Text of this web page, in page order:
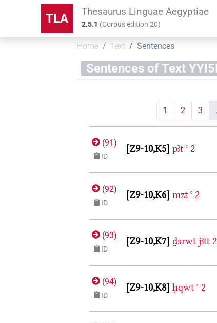
TLA Thesaurus Linguae Aegyptiae
2.5.1 (Corpus edition20)
Home Text Sentences
Sentences of Text
1 2 3
(91)
ID
Z9-10,K5 pꜣt ꜥ 2
(92)
ID
Z9-10,K6 mzt ꜥ 2
(93)
ID
Z9-10,K7 ḏsrwt jꜣtt 2
(94)
ID
Z9-10,K8 ḥqwt ꜥ 2